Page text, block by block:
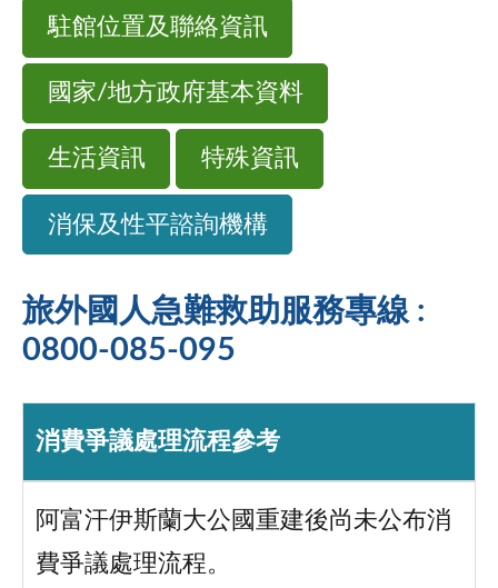
駐館位置及聯絡資訊
國家/地方政府基本資料
生活資訊 特殊資訊
消保及性平諮詢機構
旅外國人急難救助服務專線 :
0800-085-095
消費爭議處理流程參考
阿富汗伊斯蘭大公國重建後尚未公布消
費爭議處理流程。